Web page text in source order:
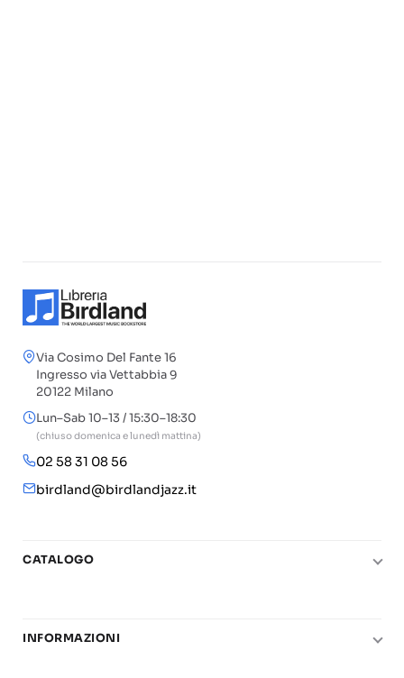
Via Cosimo Del Fante 16
Ingresso via Vettabbia 9
20122 Milano
Lun–Sab 10–13 / 15:30–18:30
(chiuso domenica e lunedì mattina)
02 58 31 08 56
birdland@birdlandjazz.it
CATALOGO
Chitarra
INFORMAZIONI